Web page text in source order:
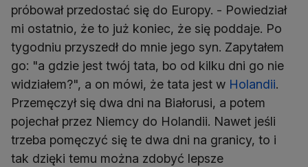
próbował przedostać się do Europy. - Powiedział
mi ostatnio, że to już koniec, że się poddaje. Po
tygodniu przyszedł do mnie jego syn. Zapytałem
go: "a gdzie jest twój tata, bo od kilku dni go nie
widziałem?", a on mówi, że tata jest w Holandii.
Przemęczył się dwa dni na Białorusi, a potem
pojechał przez Niemcy do Holandii. Nawet jeśli
trzeba pomęczyć się te dwa dni na granicy, to i
tak dzięki temu można zdobyć lepsze